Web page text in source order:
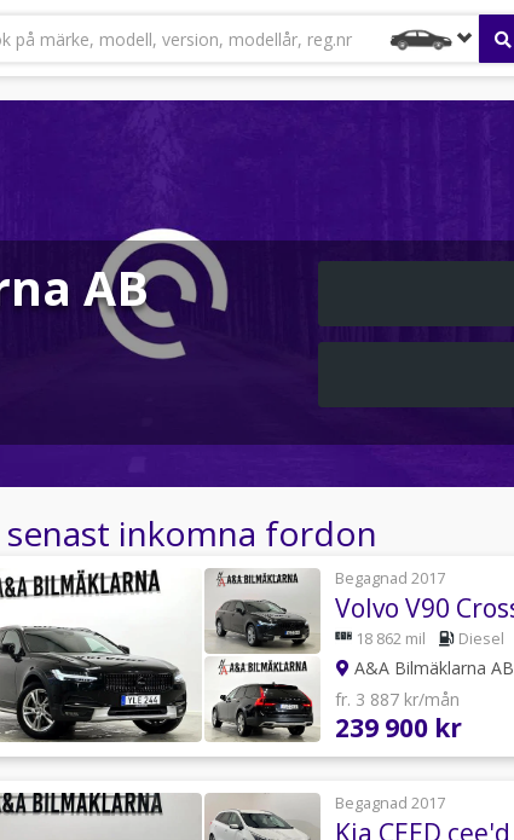
på märke, modell, version, modellår, reg.nr
AB
senast inkomna fordon
Begagnad 2017
18 862 mil Diesel
A&A Bilmäklarna AB
fr. 3 887 kr/mån
239 900 kr
Begagnad 2017